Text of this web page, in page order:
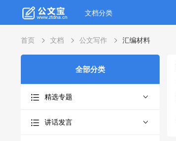
文档分类
首页 文档 公文写作 汇编材料
全部分类
精选专题
讲话发言